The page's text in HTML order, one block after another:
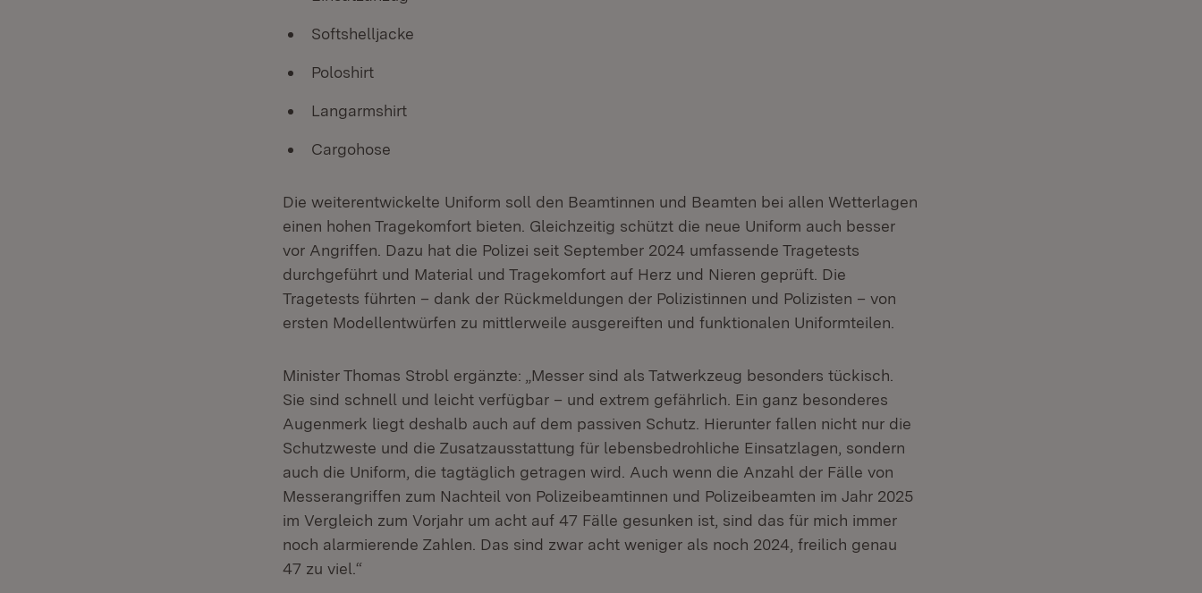
Softshelljacke
Poloshirt
Langarmshirt
Cargohose
Die weiterentwickelte Uniform soll den Beamtinnen und Beamten bei allen Wetterlagen
einen hohen Tragekomfort bieten. Gleichzeitig schützt die neue Uniform auch besser
vor Angriffen. Dazu hat die Polizei seit September 2024 umfassende Tragetests
durchgeführt und Material und Tragekomfort auf Herz und Nieren geprüft. Die
Tragetests führten – dank der Rückmeldungen der Polizistinnen und Polizisten – von
ersten Modellentwürfen zu mittlerweile ausgereiften und funktionalen Uniformteilen.
Minister Thomas Strobl ergänzte: „Messer sind als Tatwerkzeug besonders tückisch.
Sie sind schnell und leicht verfügbar – und extrem gefährlich. Ein ganz besonderes
Augenmerk liegt deshalb auch auf dem passiven Schutz. Hierunter fallen nicht nur die
Schutzweste und die Zusatzausstattung für lebensbedrohliche Einsatzlagen, sondern
auch die Uniform, die tagtäglich getragen wird. Auch wenn die Anzahl der Fälle von
Messerangriffen zum Nachteil von Polizeibeamtinnen und Polizeibeamten im Jahr 2025
im Vergleich zum Vorjahr um acht auf 47 Fälle gesunken ist, sind das für mich immer
noch alarmierende Zahlen. Das sind zwar acht weniger als noch 2024, freilich genau
47 zu viel.“